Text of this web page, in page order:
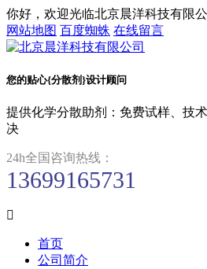
你好，欢迎光临北京晨洋科技有限公
网站地图 百度蜘蛛 在线留言
您的贴心{分散剂}设计顾问
提供化学分散助剂：免费试样、技
决
24h全国咨询热线：
13699165731

首页
公司简介